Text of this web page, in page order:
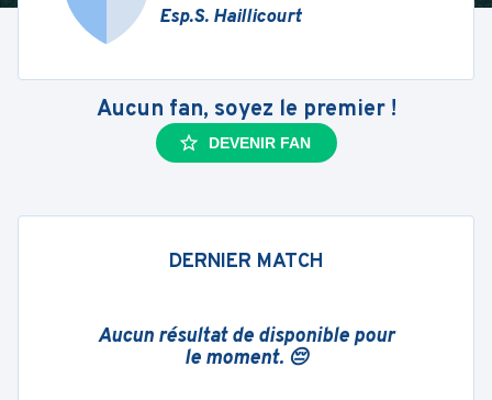
Esp.S. Haillicourt
Aucun fan, soyez le premier !
DEVENIR FAN
DERNIER MATCH
Aucun résultat de disponible pour
le moment. 😔